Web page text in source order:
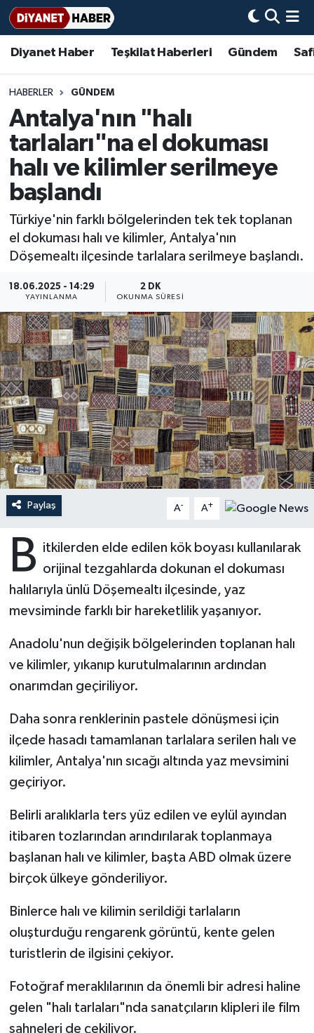
Diyanet Haber Teşkilat Haberleri Gündem
HABERLER GÜNDEM
Antalya'nın "halı
tarlaları"na el dokuması
halı ve kilimler serilmeye
başlandı
Türkiye'nin farklı bölgelerinden tek tek toplanan
el dokuması halı ve kilimler, Antalya'nın
Döşemealtı ilçesinde tarlalara serilmeye başlandı.
18.06.2025 - 14:29
YAYINLANMA
2 DK
OKUNMA SÜRESI
Paylaş A- A+
B itkilerden elde edilen kök boyası kullanılarak
orijinal tezgahlarda dokunan el dokuması
halılarıyla ünlü Döşemealtı ilçesinde, yaz
mevsiminde farklı bir hareketlilik yaşanıyor.
Anadolu'nun değişik bölgelerinden toplanan halı
ve kilimler, yıkanıp kurutulmalarının ardından
onarımdan geçiriliyor.
Daha sonra renklerinin pastele dönüşmesi için
ilçede hasadı tamamlanan tarlalara serilen halı ve
kilimler, Antalya'nın sıcağı altında yaz mevsimini
geçiriyor.
Belirli aralıklarla ters yüz edilen ve eylül ayından
itibaren tozlarından arındırılarak toplanmaya
başlanan halı ve kilimler, başta ABD olmak üzere
birçok ülkeye gönderiliyor.
Binlerce halı ve kilimin serildiği tarlaların
oluşturduğu rengarenk görüntü, kente gelen
turistlerin de ilgisini çekiyor.
Fotoğraf meraklılarının da önemli bir adresi haline
gelen "halı tarlaları"nda sanatçıların klipleri ile film
sahneleri de çekiliyor.
Diyanet Haber
Teşkilat Haberleri
Adana Müftülüğü
Adıyaman Müftülüğü
Afyonkarahisar Müftülüğü
Ağrı Müftülüğü
Aksaray Müftülüğü
Amasya Müftülüğü
Antalya Müftülüğü
Ardahan Müftülüğü
Artvin Müftülüğü
Aydın Müftülüğü
Balıkesir Müftülüğü
Bartın Müftülüğü
Batman Müftülüğü
Bayburt Müftülüğü
Bilecik Müftülüğü
Bitlis Müftülüğü
Burdur Müftülüğü
Bursa Müftülüğü
Çankırı Müftülüğü
Çorum Müftülüğü
Denizli Müftülüğü
Diyarbakır Müftülüğü
Düzce Müftülüğü
Gündem
#Keşfet
Bir Ayet
Bir Hikaye
Biyografiler
Dini kavramlar
Diyanet Bilgi
Diyanet Takvimi
Hadislerle İslam
Kudüs
Kurban
Mukabele
Peygamberimizin Hayatı
Ramazan
Sahabeler
Zekat
Basında Bugün
DİYANET eKİTAP
Aile Dergisi
Aylık Dergi
Hutbeler
DİYANET AKADEMİ
DİYANET GENÇLİK
DİYANET RADYO/TV
DEPREM
Dünya
Eğitim
İmam Hatip Okulları
Kültür-Sanat
Sağlık
Başmakale
Ekonomi
Duyurular
Hadis-i Şerifler
Hayat Okumaları
Bilim, Teknoloji
Biyografiler
Diyanet TV
İhtida Haberleri
YAŞAM
Nöbetçi Eczaneler
Hava Durumu
Ankara Namaz Vakitleri
Trafik Durumu
Süper Lig Puan Durumu ve Fikstür
Tüm Manşetler
Haber Arşivi